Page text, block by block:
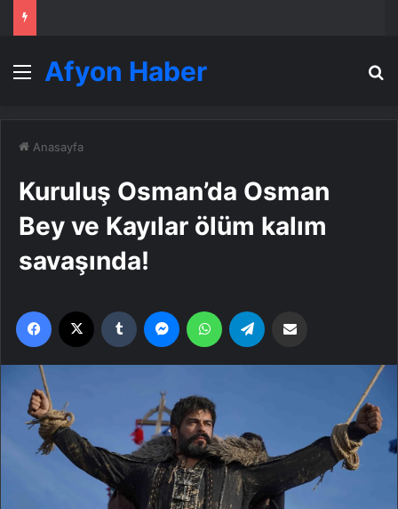
Menü
Afyon Haber
Anasayfa
Kuruluş Osman’da Osman
Bey ve Kayılar ölüm kalım
savaşında!
Facebook Tumblr MessengerWhatsApp